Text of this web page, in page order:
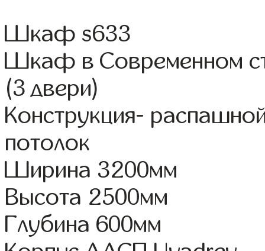
Шкаф s633
Шкаф в Современном
(3 двери)
Конструкция-
потолок
Ширина 3200мм
Высота 2500мм
Глубина 600мм